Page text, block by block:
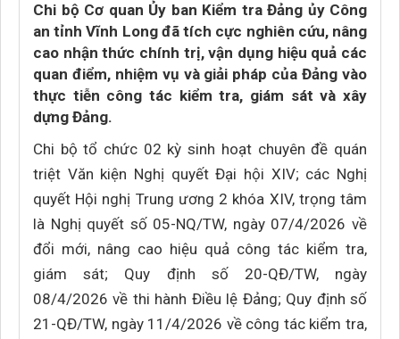
Chi bộ Cơ quan Ủy ban Kiểm tra Đảng ủy Công
an tỉnh Vĩnh Long đã tích cực nghiên cứu, nâng
cao nhận thức chính trị, vận dụng hiệu quả các
quan điểm, nhiệm vụ và giải pháp của Đảng vào
thực tiễn công tác kiểm tra, giám sát và xây
dựng Đảng.
Chi bộ tổ chức 02 kỳ sinh hoạt chuyên đề quán
triệt Văn kiện Nghị quyết Đại hội XIV; các Nghị
quyết Hội nghị Trung ương 2 khóa XIV, trọng tâm
là Nghị quyết số 05-NQ/TW, ngày 07/4/2026 về
đổi mới, nâng cao hiệu quả công tác kiểm tra,
giám sát; Quy định số 20-QĐ/TW, ngày
08/4/2026 về thi hành Điều lệ Đảng; Quy định số
21-QĐ/TW, ngày 11/4/2026 về công tác kiểm tra,